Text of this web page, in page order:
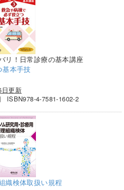
！日常診療の基本講座
本手技
日更新
ISBN978-4-7581-1602-2
織検体取扱い規程